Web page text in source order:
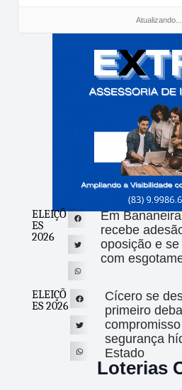
Atualizando...
ELEIÇÕ
ES
2026
Em
recebe
oposição e
com
ELEIÇÕ
ES 2026
Cícero se
primeiro
segurança
Estado
Loterias